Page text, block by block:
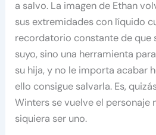
a salvo. La imagen de Ethan
sus extremidades con líquido
recordatorio constante de que
suyo, sino una herramienta
su hija, y no le importa acabar
ello consigue salvarla. Es,
Winters se vuelve el personaje
siquiera ser uno.